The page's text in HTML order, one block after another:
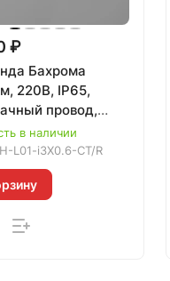
₽
Бахрома
220В, IP65,
провод,
020104
в наличии
L01-i3X0.6-CT/R